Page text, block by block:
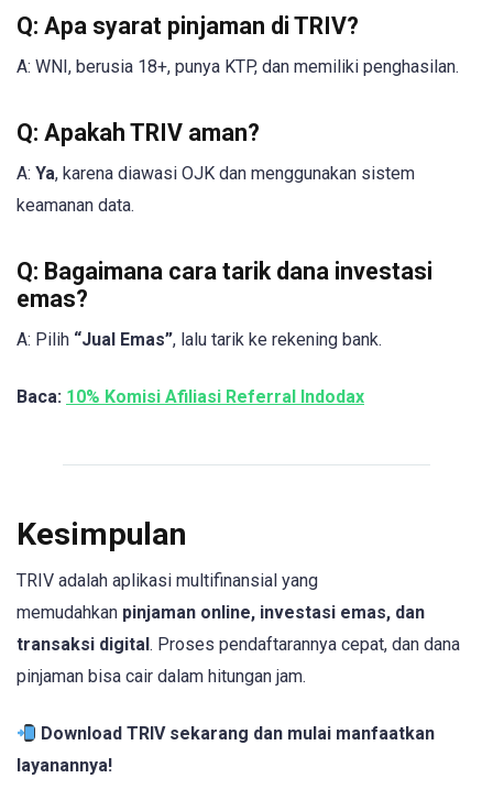
Q: Apa syarat pinjaman di TRIV?
A: WNI, berusia 18+, punya KTP, dan memiliki penghasilan.
Q: Apakah TRIV aman?
A: Ya, karena diawasi OJK dan menggunakan sistem
keamanan data.
Q: Bagaimana cara tarik dana investasi
emas?
A: Pilih “Jual Emas”, lalu tarik ke rekening bank.
Baca: 10% Komisi Afiliasi Referral Indodax
Kesimpulan
TRIV adalah aplikasi multifinansial yang
memudahkan pinjaman online, investasi emas, dan
transaksi digital. Proses pendaftarannya cepat, dan dana
pinjaman bisa cair dalam hitungan jam.
Download TRIV sekarang dan mulai manfaatkan
layanannya!